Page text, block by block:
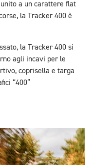
a un carattere flat
la Tracker 400 è
la Tracker 400 si
agli incavi per le
coprisella e targa
“400”